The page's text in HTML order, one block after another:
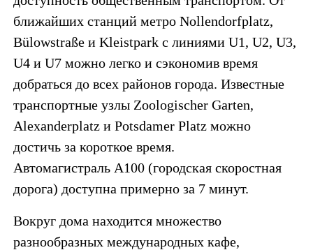
ближайших станций метро Nollendorfplatz,
Bülowstraße и Kleistpark с линиями U1, U2, U3,
U4 и U7 можно легко и сэкономив время
добраться до всех районов города. Известные
транспортные узлы Zoologischer Garten,
Alexanderplatz и Potsdamer Platz можно
достичь за короткое время.
Автомагистраль A100 (городская скоростная
дорога) доступна примерно за 7 минут.
Вокруг дома находится множество
разнообразных международных кафе,